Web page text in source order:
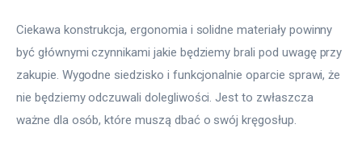
Ciekawa konstrukcja, ergonomia i solidne materiały powinny
być głównymi czynnikami jakie będziemy brali pod uwagę przy
zakupie. Wygodne siedzisko i funkcjonalnie oparcie sprawi, że
nie będziemy odczuwali dolegliwości. Jest to zwłaszcza
ważne dla osób, które muszą dbać o swój kręgosłup.